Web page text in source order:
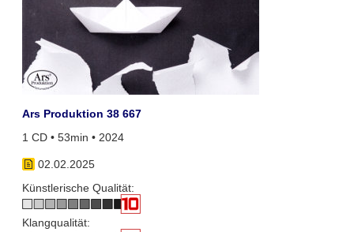
Ars Produktion 38 667
1 CD • 53min • 2024
02.02.2025
Künstlerische Qualität:
Klangqualität: